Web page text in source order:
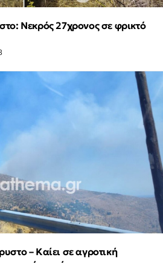
Νεκρός 27χρονος σε φρικτό
– Καίει σε αγροτική